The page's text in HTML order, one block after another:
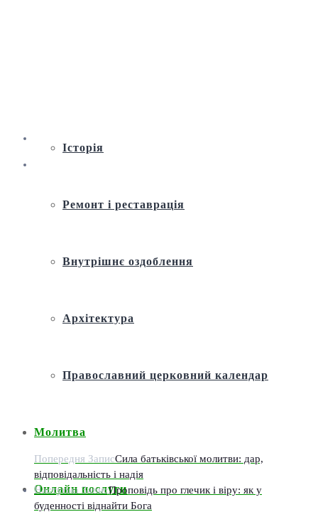
Історія
Ремонт і реставрація
Внутрішнє оздоблення
Архітектура
Православний церковний календар
Молитва
Онлайн послуги
Попередня ЗаписСила батьківської молитви: дар,
відповідальність і надія
Наступна ЗаписПроповідь про глечик і віру: як у
буденності віднайти Бога